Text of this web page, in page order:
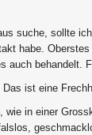
suche, sollte
habe.
auch behandelt.
ist eine
wie in einer